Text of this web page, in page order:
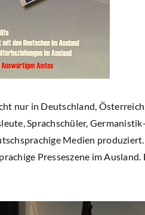
nur in Deutschland,
Sprachschüler,
Medien
Presseszene im Ausland.